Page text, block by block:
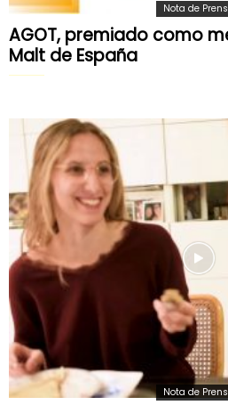
Nota de
AGOT, premiado como
Malt de España
Nota de